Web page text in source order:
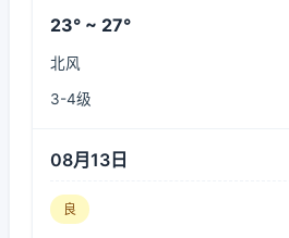
23° ~ 27°
北风
3-4级
08月13日
良